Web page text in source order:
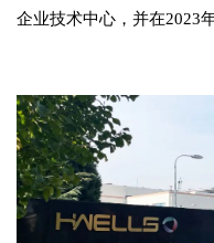
企业技术中心，并在2023